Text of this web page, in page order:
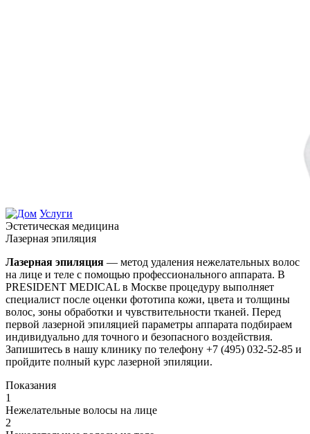
Услуги
Эстетическая медицина
Лазерная эпиляция
Лазерная эпиляция — метод удаления нежелательных волос
на лице и теле с помощью профессионального аппарата. В
PRESIDENT MEDICAL в Москве процедуру выполняет
специалист после оценки фототипа кожи, цвета и толщины
волос, зоны обработки и чувствительности тканей. Перед
первой лазерной эпиляцией параметры аппарата подбираем
индивидуально для точного и безопасного воздействия.
Запишитесь в нашу клинику по телефону +7 (495) 032-52-85 и
пройдите полный курс лазерной эпиляции.
Показания
1
Нежелательные волосы на лице
2